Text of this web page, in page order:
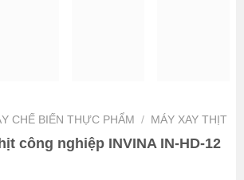
CHẾ BIẾN THỰC PHẨM / MÁY XAY THỊT
công nghiệp INVINA IN-HD-12